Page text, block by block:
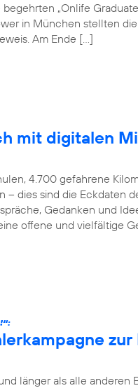
„Onlife
in München stellten
Am Ende […]
mit digitalen
4.700 gefahrene
dies sind die Eckdaten
Gedanken und
offene und vielfältige
!“:
länger als alle anderen